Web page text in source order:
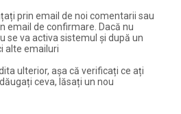
prin email de noi comentarii sau
email de confirmare. Dacă nu
se va activa sistemul și după un
alte emailuri
ulterior, așa că verificați ce ați
ceva, lăsați un nou